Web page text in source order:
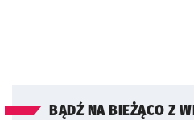
BĄDŹ NA BIEŻĄCO Z